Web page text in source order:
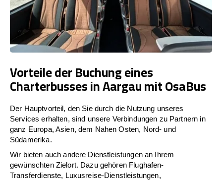
Vorteile der Buchung eines
Charterbusses in Aargau mit OsaBus
Der Hauptvorteil, den Sie durch die Nutzung unseres
Services erhalten, sind unsere Verbindungen zu Partnern in
ganz Europa, Asien, dem Nahen Osten, Nord- und
Südamerika.
Wir bieten auch andere Dienstleistungen an Ihrem
gewünschten Zielort. Dazu gehören Flughafen-
Transferdienste, Luxusreise-Dienstleistungen,